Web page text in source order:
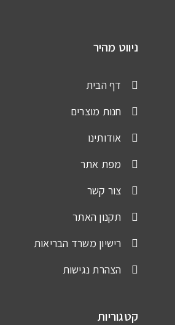
ניווט מהיר
דף הבית
חנות מוצרים
אודותינו
מפת אתר
צור קשר
תקנון האתר
רישיון משרד הבריאות
הצהרת נגישות
קטגוריות